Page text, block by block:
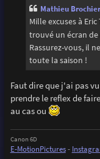
Mathieu Brochier
Mille excuses à
trouvé un écran
Rassurez-vous, il
toute la saison !
Faut dire que j'ai pas
prendre le reflex de
au cas ou
Canon 6D
E-MotionPictures-